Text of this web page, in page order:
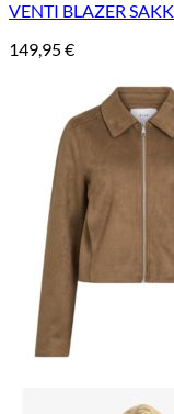
VENTI BLAZER
149,95€